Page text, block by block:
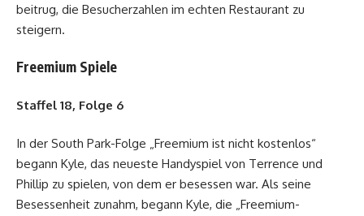
beitrug, die Besucherzahlen im echten Restaurant zu
steigern.
Freemium Spiele
Staffel 18, Folge 6
In der South Park-Folge „Freemium ist nicht kostenlos“
begann Kyle, das neueste Handyspiel von Terrence und
Phillip zu spielen, von dem er besessen war. Als seine
Besessenheit zunahm, begann Kyle, die „Freemium-